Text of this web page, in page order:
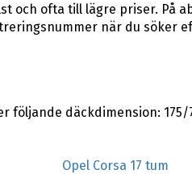
ofta till lägre priser. På
när du söker
följande däckdimension: 175/
Opel Corsa 17 tum